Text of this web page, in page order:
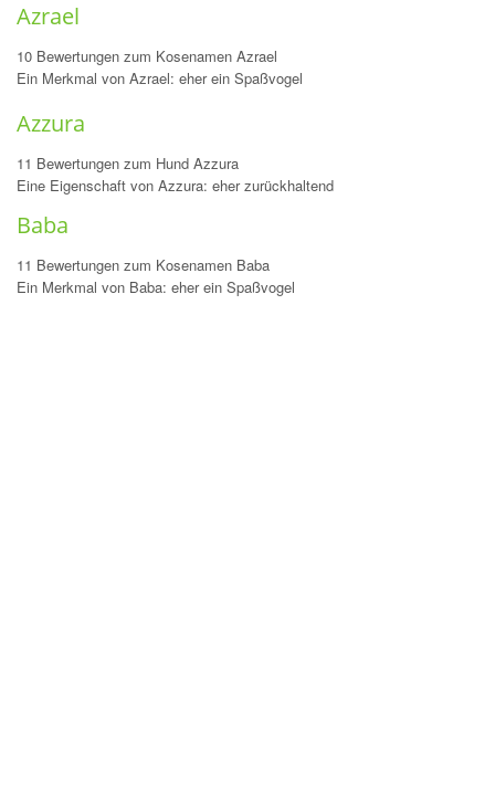
Azrael
10 Bewertungen zum Kosenamen Azrael
Ein Merkmal von Azrael: eher ein Spaßvogel
Azzura
11 Bewertungen zum Hund Azzura
Eine Eigenschaft von Azzura: eher zurückhaltend
Baba
11 Bewertungen zum Kosenamen Baba
Ein Merkmal von Baba: eher ein Spaßvogel